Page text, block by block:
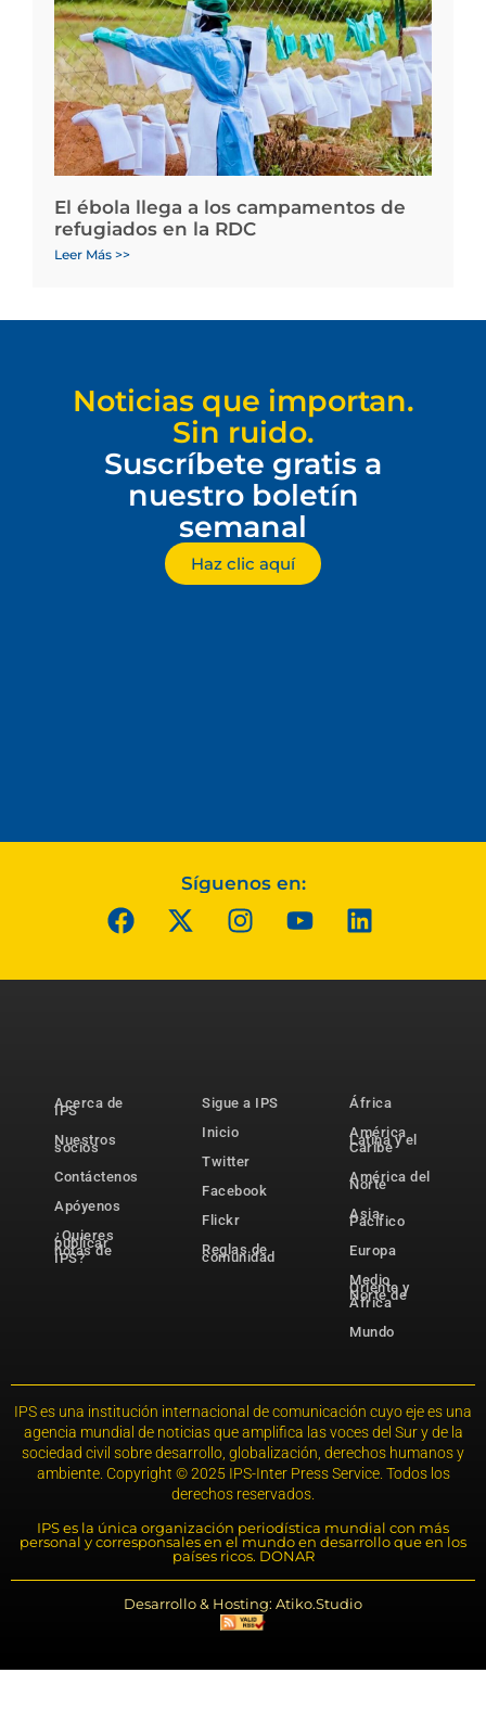
El ébola llega a los campamentos de
refugiados en la RDC
Leer Más >>
Noticias que importan.
Sin ruido.
Suscríbete gratis a
nuestro boletín
semanal
Haz clic aquí
Síguenos en:
Acerca de
IPS
Nuestros
socios
Contáctenos
Apóyenos
¿Quieres
publicar
notas de
IPS?
Sigue a IPS
Inicio
Twitter
Facebook
Flickr
Reglas de
comunidad
África
América
Latina y el
Caribe
América del
Norte
Asia-
Pacífico
Europa
Medio
Oriente y
Norte de
África
Mundo
IPS es una institución internacional de comunicación cuyo eje es una
agencia mundial de noticias que amplifica las voces del Sur y de la
sociedad civil sobre desarrollo, globalización, derechos humanos y
ambiente. Copyright © 2025 IPS-Inter Press Service. Todos los
derechos reservados.
IPS es la única organización periodística mundial con más
personal y corresponsales en el mundo en desarrollo que en los
países ricos. DONAR
Desarrollo & Hosting: Atiko.Studio